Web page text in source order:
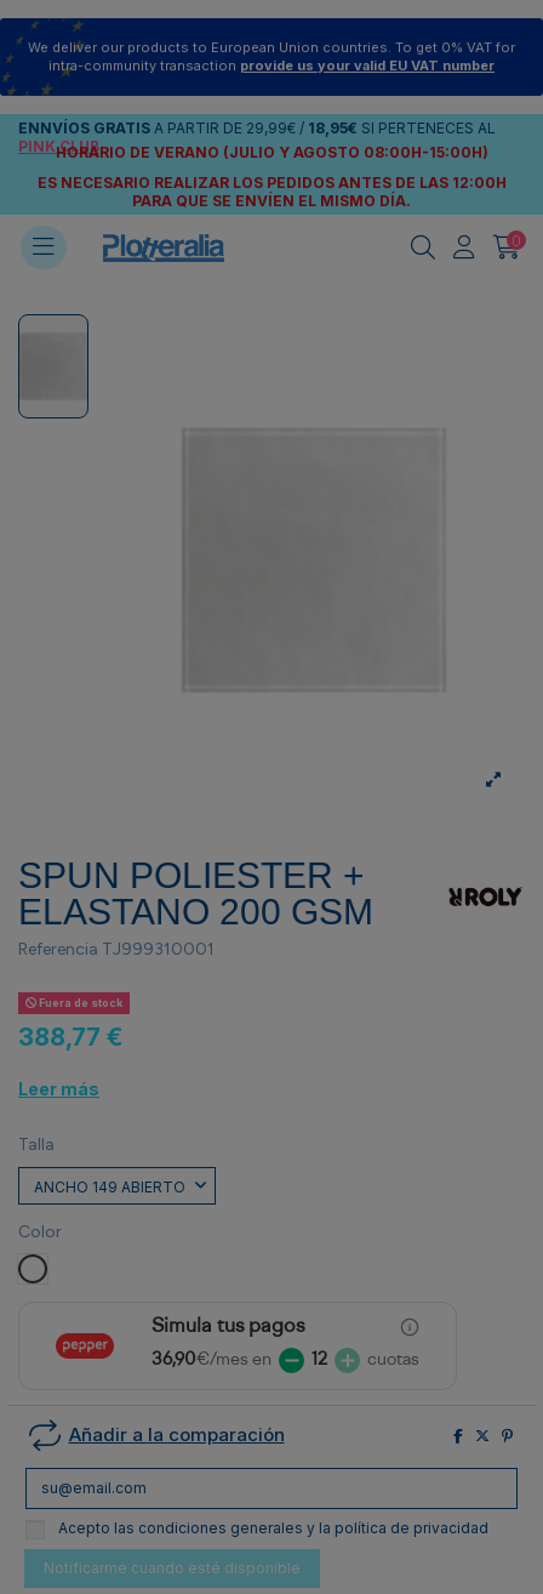
We deliver our products to European Union countries. To get 0% VAT for
intra-community transaction provide us your valid EU VAT number
ENNVÍOS GRATIS A PARTIR DE 29,99€ / 18,95€ SI PERTENECES AL
PINK CLUB
HORARIO DE VERANO (JULIO Y AGOSTO 08:00H-15:00H)
ES NECESARIO REALIZAR LOS PEDIDOS ANTES DE LAS 12:00H
PARA QUE SE ENVÍEN EL MISMO DÍA.
0
SPUN POLIESTER +
ELASTANO 200 GSM
Referencia TJ999310001
Fuera de stock
388,77 €
Leer más
Talla
Color
BLANCO
Simula tus pagos
36,90€/mes en 12 cuotas
Añadir a la comparación
Acepto las condiciones generales y la política de privacidad